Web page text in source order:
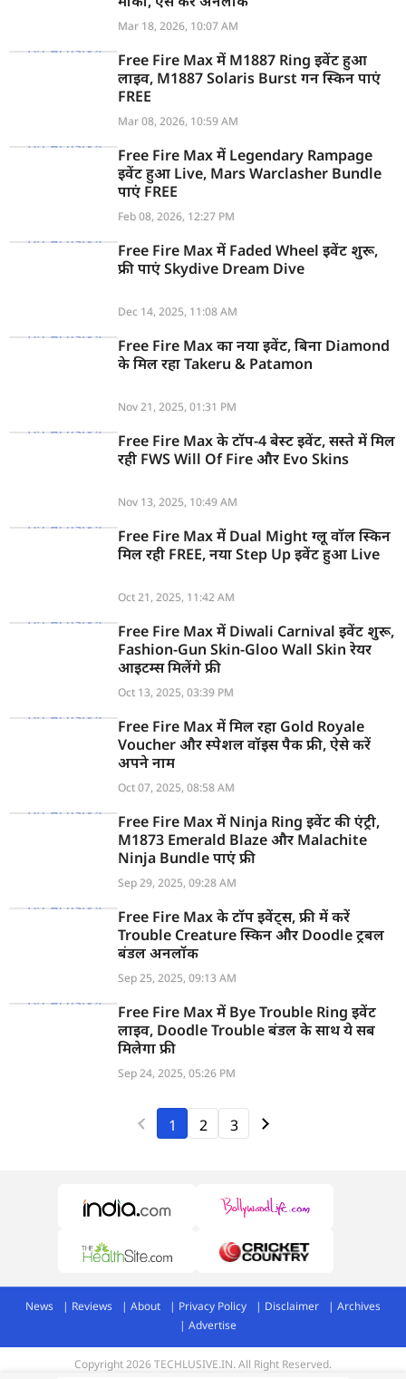
Mar 18, 2026, 10:07 AM
Free Fire Max में M1887 Ring इवेंट हुआ
लाइव, M1887 Solaris Burst गन स्किन पाएं
FREE
Mar 08, 2026, 10:59 AM
Free Fire Max में Legendary Rampage
इवेंट हुआ Live, Mars Warclasher Bundle
पाएं FREE
Feb 08, 2026, 12:27 PM
Free Fire Max में Faded Wheel इवेंट शुरू,
फ्री पाएं Skydive Dream Dive
Dec 14, 2025, 11:08 AM
Free Fire Max का नया इवेंट, बिना Diamond
के मिल रहा Takeru & Patamon
Nov 21, 2025, 01:31 PM
Free Fire Max के टॉप-4 बेस्ट इवेंट, सस्ते में मिल
रही FWS Will Of Fire और Evo Skins
Nov 13, 2025, 10:49 AM
Free Fire Max में Dual Might ग्लू वॉल स्किन
मिल रही FREE, नया Step Up इवेंट हुआ Live
Oct 21, 2025, 11:42 AM
Free Fire Max में Diwali Carnival इवेंट शुरू,
Fashion-Gun Skin-Gloo Wall Skin रेयर
आइटम्स मिलेंगे फ्री
Oct 13, 2025, 03:39 PM
Free Fire Max में मिल रहा Gold Royale
Voucher और स्पेशल वॉइस पैक फ्री, ऐसे करें
अपने नाम
Oct 07, 2025, 08:58 AM
Free Fire Max में Ninja Ring इवेंट की एंट्री,
M1873 Emerald Blaze और Malachite
Ninja Bundle पाएं फ्री
Sep 29, 2025, 09:28 AM
Free Fire Max के टॉप इवेंट्स, फ्री में करें
Trouble Creature स्किन और Doodle ट्रबल
बंडल अनलॉक
Sep 25, 2025, 09:13 AM
Free Fire Max में Bye Trouble Ring इवेंट
लाइव, Doodle Trouble बंडल के साथ ये सब
मिलेगा फ्री
Sep 24, 2025, 05:26 PM
1 2 3
News Reviews About Privacy Policy Disclaimer
Archives
Advertise
Copyright 2026 TECHLUSIVE.IN. All Right Reserved.